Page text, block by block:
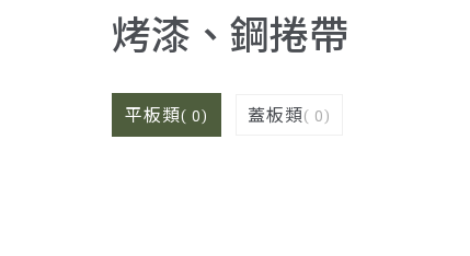
烤漆、鋼捲帶
平板類( 0) 蓋板類( 0)